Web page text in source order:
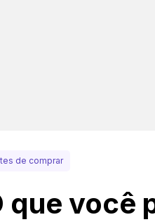
de comprar
que você